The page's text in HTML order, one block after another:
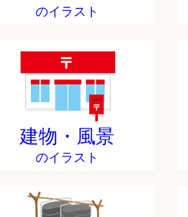
のイラスト
建物・風景
のイラスト